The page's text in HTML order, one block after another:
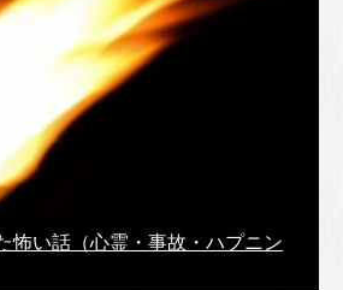
怖い話（心霊・事故・ハプニン